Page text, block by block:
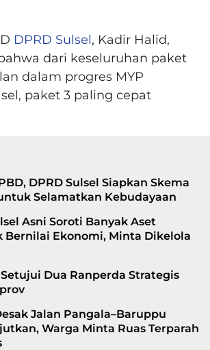
DPRD Sulsel, Kadir Halid,
dari keseluruhan paket
dalam progres MYP
paket 3 paling cepat
DPRD Sulsel Siapkan Skema
Selamatkan Kebudayaan
Asni Soroti Banyak Aset
Bernilai Ekonomi, Minta Dikelola
Setujui Dua Ranperda Strategis
Jalan Pangala–Baruppu
Warga Minta Ruas Terparah